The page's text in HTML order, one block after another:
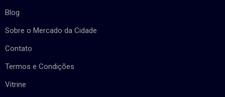
Blog
Sobre o Mercado da Cidade
Contato
Termos e Condições
Vitrine